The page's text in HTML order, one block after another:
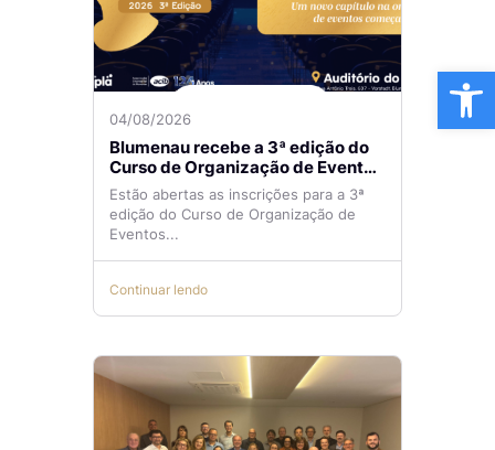
04/08/2026
Blumenau recebe a 3ª edição do
Curso de Organização de Eventos
Lilian Ribeiro
Estão abertas as inscrições para a 3ª
edição do Curso de Organização de
Eventos...
Continuar lendo